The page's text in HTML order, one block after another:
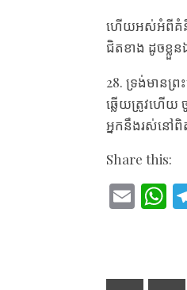
ហើយ​អស់​អំពី​គំនិ
ជិត​ខាង ដូច​ខ្លួន​
28. ទ្រង់​មាន​ព្រ
ឆ្លើយ​ត្រូវ​ហើយ ចូ
អ្នក​នឹង​រស់​នៅ​ពិ
Share this:
E
l s